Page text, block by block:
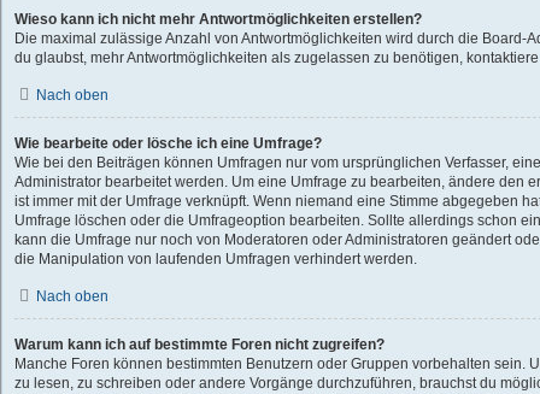
Wieso kann ich nicht mehr Antwortmöglichkeiten erstellen?
Die maximal zulässige Anzahl von Antwortmöglichkeiten wird durch die Board-
du glaubst, mehr Antwortmöglichkeiten als zugelassen zu benötigen,
Nach oben
Wie bearbeite oder lösche ich eine Umfrage?
Wie bei den Beiträgen können Umfragen nur vom ursprünglichen Verfasser,
Administrator bearbeitet werden. Um eine Umfrage zu bearbeiten, ändere den
ist immer mit der Umfrage verknüpft. Wenn niemand eine Stimme abgegeben
Umfrage löschen oder die Umfrageoption bearbeiten. Sollte allerdings schon
kann die Umfrage nur noch von Moderatoren oder Administratoren geändert
die Manipulation von laufenden Umfragen verhindert werden.
Nach oben
Warum kann ich auf bestimmte Foren nicht zugreifen?
Manche Foren können bestimmten Benutzern oder Gruppen vorbehalten sein.
zu lesen, zu schreiben oder andere Vorgänge durchzuführen, brauchst du